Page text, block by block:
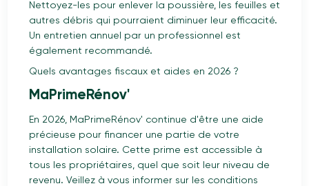
Nettoyez-les pour enlever la poussière, les feuilles et
autres débris qui pourraient diminuer leur efficacité.
Un entretien annuel par un professionnel est
également recommandé.
Quels avantages fiscaux et aides en 2026 ?
MaPrimeRénov'
En 2026, MaPrimeRénov' continue d'être une aide
précieuse pour financer une partie de votre
installation solaire. Cette prime est accessible à
tous les propriétaires, quel que soit leur niveau de
revenu. Veillez à vous informer sur les conditions